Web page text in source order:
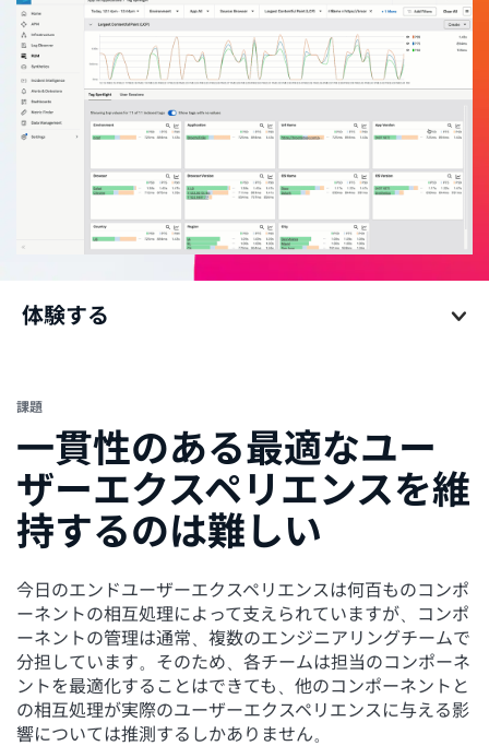
体験する
課題
一貫性のある最適なユー
ザーエクスペリエンスを維
持するのは難しい
今日のエンドユーザーエクスペリエンスは何百ものコンポ
ーネントの相互処理によって支えられていますが、コンポ
ーネントの管理は通常、複数のエンジニアリングチームで
分担しています。そのため、各チームは担当のコンポーネ
ントを最適化することはできても、他のコンポーネントと
の相互処理が実際のユーザーエクスペリエンスに与える影
響については推測するしかありません。